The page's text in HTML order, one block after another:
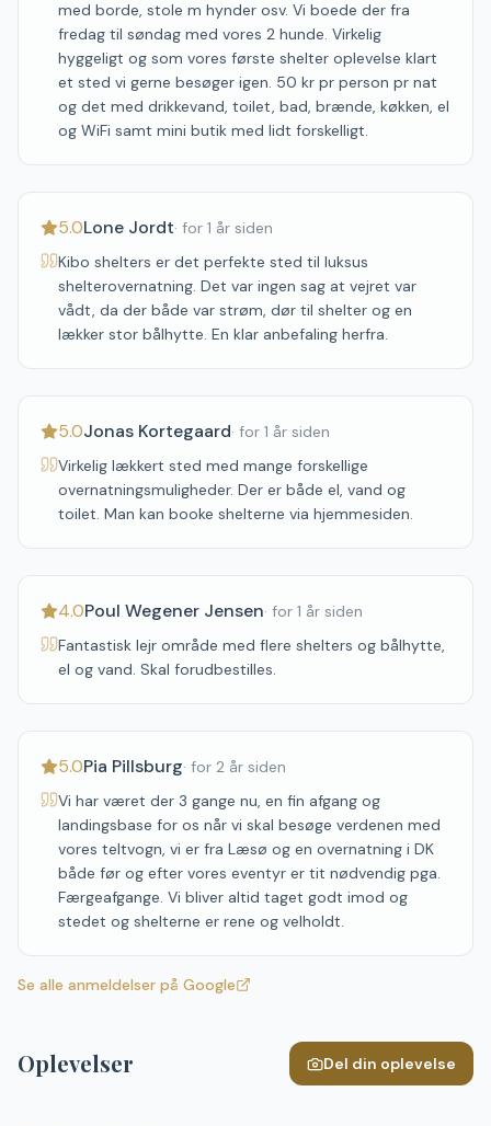
med borde, stole m hynder osv. Vi boede der fra
fredag til søndag med vores 2 hunde. Virkelig
hyggeligt og som vores første shelter oplevelse klart
et sted vi gerne besøger igen. 50 kr pr person pr nat
og det med drikkevand, toilet, bad, brænde, køkken, el
og WiFi samt mini butik med lidt forskelligt.
5.0Lone Jordt· for 1 år siden
Kibo shelters er det perfekte sted til luksus
shelterovernatning. Det var ingen sag at vejret var
vådt, da der både var strøm, dør til shelter og en
lækker stor bålhytte. En klar anbefaling herfra.
5.0Jonas Kortegaard· for 1 år siden
Virkelig lækkert sted med mange forskellige
overnatningsmuligheder. Der er både el, vand og
toilet. Man kan booke shelterne via hjemmesiden.
4.0Poul Wegener Jensen· for 1 år siden
Fantastisk lejr område med flere shelters og bålhytte,
el og vand. Skal forudbestilles.
5.0Pia Pillsburg· for 2 år siden
Vi har været der 3 gange nu, en fin afgang og
landingsbase for os når vi skal besøge verdenen med
vores teltvogn, vi er fra Læsø og en overnatning i DK
både før og efter vores eventyr er tit nødvendig pga.
Færgeafgange. Vi bliver altid taget godt imod og
stedet og shelterne er rene og velholdt.
Se alle anmeldelser på Google
Oplevelser Del din oplevelse